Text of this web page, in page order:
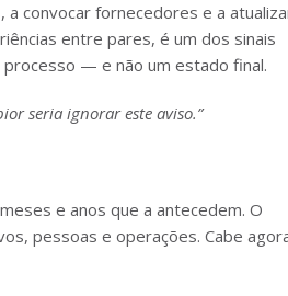
convocar fornecedores e a
entre pares, é um dos sinais
processo — e não um estado final.
seria ignorar este aviso.”
e anos que a antecedem. O
pessoas e operações. Cabe